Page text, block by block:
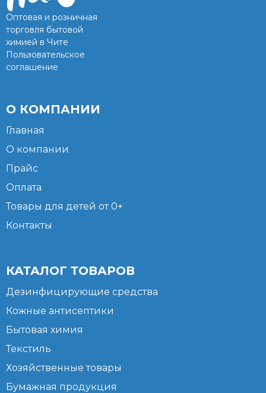
Оптовая и розничная
торговля бытовой
химией в Чите
Пользовательское
соглашение
О КОМПАНИИ
Главная
О компании
Прайс
Оплата
Товары для детей от 0+
Контакты
КАТАЛОГ ТОВАРОВ
Дезинфицирующие средства
Кожные антисептики
Бытовая химия
Текстиль
Хозяйственные товары
Бумажная продукция